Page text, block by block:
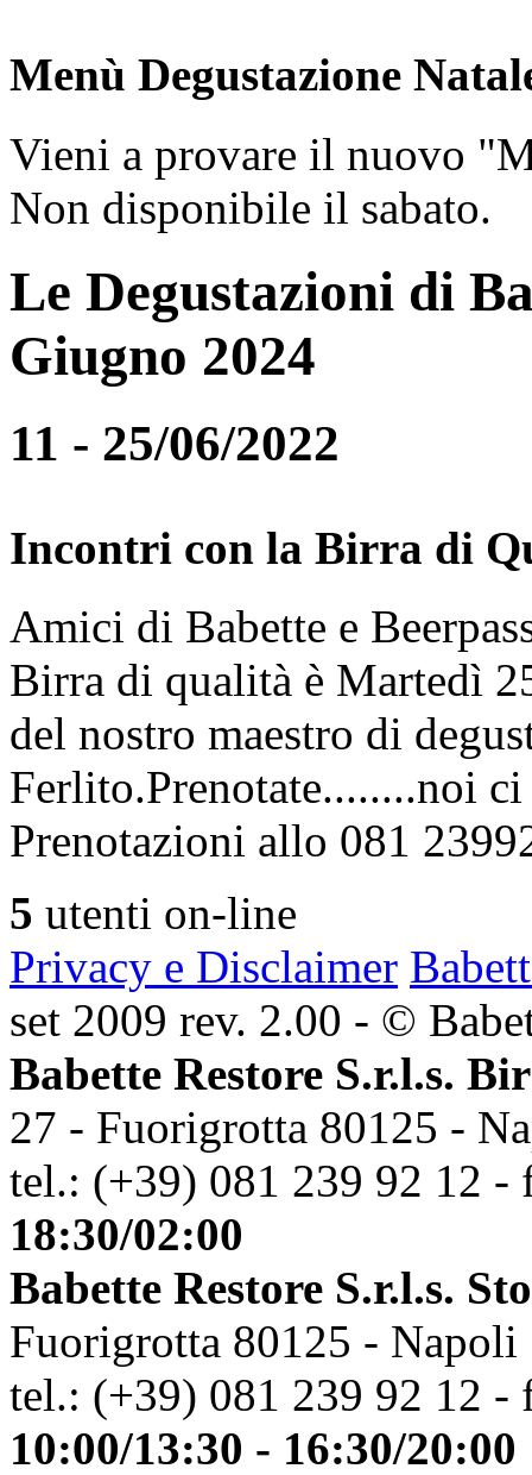
Menù Degustazione
Vieni a provare il nuovo
Non disponibile il sabato.
Le Degustazioni di
Giugno 2024
11 - 25/06/2022
Incontri con la Birra di
Amici di Babette e
Birra di qualità è Martedì
del nostro maestro di
Ferlito.Prenotate........noi
Prenotazioni allo 081
5 utenti on-line
Privacy e Disclaimer
set 2009 rev. 2.00 - ©
Babette Restore S.r.l.s.
27 - Fuorigrotta 80125 -
tel.: (+39) 081 239 92 12 -
18:30/02:00
Babette Restore S.r.l.s.
Fuorigrotta 80125 - Napoli
tel.: (+39) 081 239 92 12 -
10:00/13:30 - 16:30/20:00